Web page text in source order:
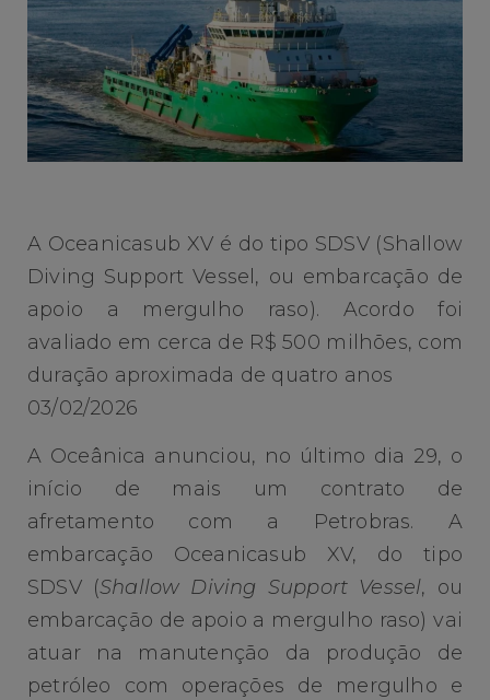
A Oceanicasub XV é do tipo SDSV (Shallow
Diving Support Vessel, ou embarcação de
apoio a mergulho raso). Acordo foi
avaliado em cerca de R$ 500 milhões, com
duração aproximada de quatro anos
03/02/2026
A Oceânica anunciou, no último dia 29, o
início de mais um contrato de
afretamento com a Petrobras. A
embarcação Oceanicasub XV, do tipo
SDSV (Shallow Diving Support Vessel, ou
embarcação de apoio a mergulho raso) vai
atuar na manutenção da produção de
petróleo com operações de mergulho e